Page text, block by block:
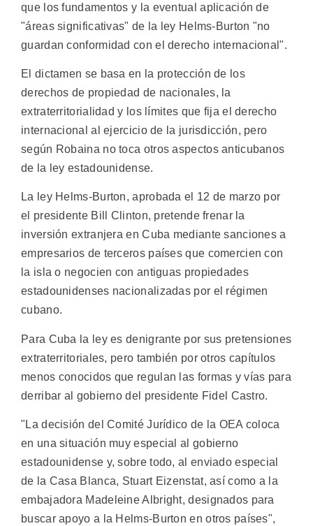
que los fundamentos y la eventual aplicación de
"áreas significativas" de la ley Helms-Burton "no
guardan conformidad con el derecho internacional".
El dictamen se basa en la protección de los
derechos de propiedad de nacionales, la
extraterritorialidad y los límites que fija el derecho
internacional al ejercicio de la jurisdicción, pero
según Robaina no toca otros aspectos anticubanos
de la ley estadounidense.
La ley Helms-Burton, aprobada el 12 de marzo por
el presidente Bill Clinton, pretende frenar la
inversión extranjera en Cuba mediante sanciones a
empresarios de terceros países que comercien con
la isla o negocien con antiguas propiedades
estadounidenses nacionalizadas por el régimen
cubano.
Para Cuba la ley es denigrante por sus pretensiones
extraterritoriales, pero también por otros capítulos
menos conocidos que regulan las formas y vías para
derribar al gobierno del presidente Fidel Castro.
"La decisión del Comité Jurídico de la OEA coloca
en una situación muy especial al gobierno
estadounidense y, sobre todo, al enviado especial
de la Casa Blanca, Stuart Eizenstat, así como a la
embajadora Madeleine Albright, designados para
buscar apoyo a la Helms-Burton en otros países",